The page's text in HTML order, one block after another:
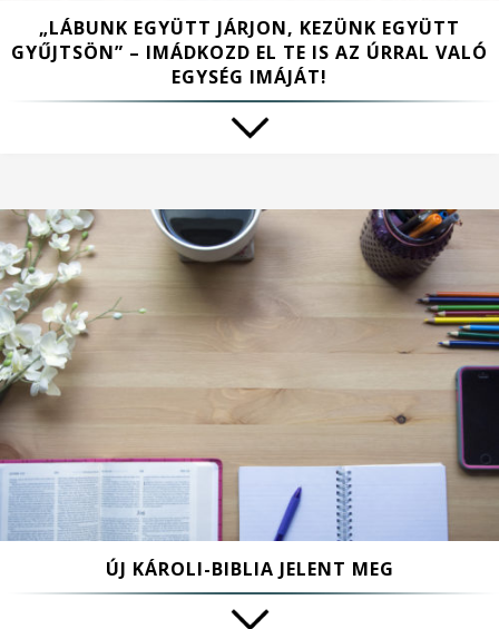
„LÁBUNK EGYÜTT JÁRJON, KEZÜNK EGYÜTT
GYŰJTSÖN” – IMÁDKOZD EL TE IS AZ ÚRRAL VALÓ
EGYSÉG IMÁJÁT!
ÚJ KÁROLI-BIBLIA JELENT MEG